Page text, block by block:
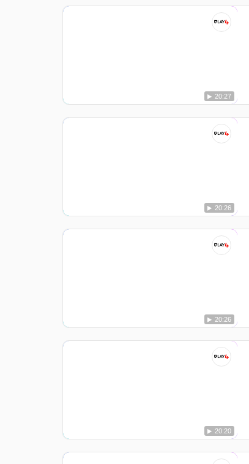
20:27
20:26
20:26
20:20